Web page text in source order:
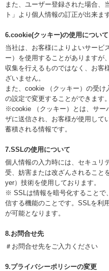
また、ユーザー登録された場合、
ト」より個人情報の訂正が出来ます
6.cookie(クッキー)の使用について
当社は、お客様によりよいサービ
ー）を使用することがありますが
収集を行えるものではなく、お客
ざいません。
また、cookie （クッキー）の受
の設定で変更することができます。
※cookie （クッキー）とは、サー
ザに送信され、お客様が使用して
蓄積される情報です。
7.SSLの使用について
個人情報の入力時には、セキュリ
受、妨害または改ざんされること
yer）技術を使用しております。
※ SSLは情報を暗号化することで
信する機能のことです。SSLを利
が可能となります。
8.お問合せ先
＃お問合せ先をご入力ください
9.プライバシーポリシーの変更